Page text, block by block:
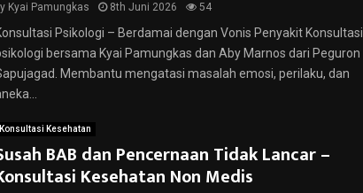
Kyai Pamungkas 8th Juni 2026 54
Psikologi – Berdamai dengan Vonis Penyakit Konsultasi
bersama Kyai Pamungkas dan Aby Marnos dari Peguron
Membantu mengatasi masalah emosi, perilaku, dan
Konsultasi Kesehatan
BAB dan Pencernaan Tidak Lancar –
Kesehatan Non Medis